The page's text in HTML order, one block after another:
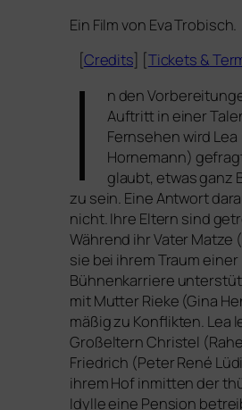
Ein Film von Eva Trobisch.
[Credits] [Tickets &
I
n den
Auftritt in einer
Fernsehen wird Lea
Hornemann)
glaubt, etwas ganz
zu sein. Eine Antwort
nicht. Ihre Eltern sind
Während ihr Vater Matze
sie bei ihrem Traum einer
Bühnenkarriere
mit Mutter Rieke (Gina
mä­ßig zu Konflikten. Lea
Großeltern Christel
Friedrich (Peter René
ihrem Hof inmit­ten der
Idylle eine Pension